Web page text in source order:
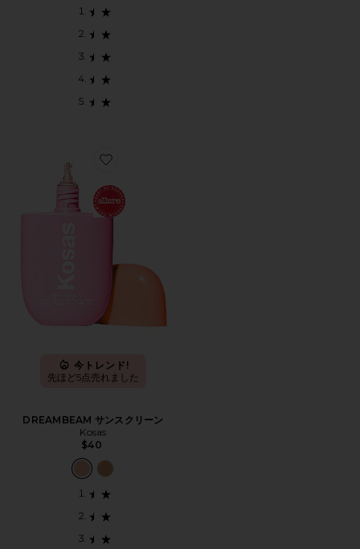
Favorite DREAMBEAM サンスクリーン
今トレンド!
先ほど5点売れました
DREAMBEAM サンスクリーン
Kosas
$40